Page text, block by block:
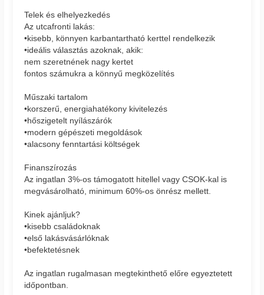
Telek és elhelyezkedés
Az utcafronti lakás:
•kisebb, könnyen karbantartható kerttel rendelkezik
•ideális választás azoknak, akik:
nem szeretnének nagy kertet
fontos számukra a könnyű megközelítés
Műszaki tartalom
•korszerű, energiahatékony kivitelezés
•hőszigetelt nyílászárók
•modern gépészeti megoldások
•alacsony fenntartási költségek
Finanszírozás
Az ingatlan 3%-os támogatott hitellel vagy CSOK-kal is
megvásárolható, minimum 60%-os önrész mellett.
Kinek ajánljuk?
•kisebb családoknak
•első lakásvásárlóknak
•befektetésnek
Az ingatlan rugalmasan megtekinthető előre egyeztetett
időpontban.